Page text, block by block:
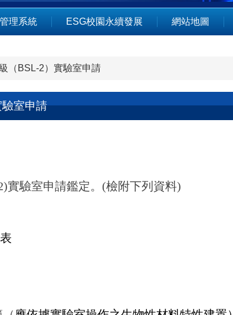
理系統 ESG校園永續發展 網站地圖
（BSL-2）實驗室申請
室申請
實驗室申請鑑定。(檢附下列資料)